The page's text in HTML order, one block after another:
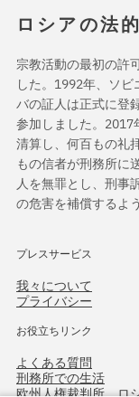
ロシアの法
宗教活動の最初の許
した。1992年、ソ
バの証人は正式に登
参加しました。2017
清算し、何百もの礼
もの信者が刑務所に
人を無罪とし、刑事
の危害を補償するよ
プレスサービス
我々について
プライバシー
お役立ちリンク
よくある質問
刑務所での生活
欧州人権裁判所、ロ